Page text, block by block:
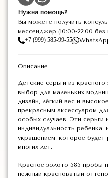
Нужна помощь?
Вы можете получить
мессенджер (10:00-22:00 без
+7 (999) 585-99-55
Описание
Детские серьги из
выбор для маленьких
дизайн, лёгкий вес и
прекрасным аксессуаром
особых случаев. Эти серьги
индивидуальность ребенка,
украшением, которое
многих лет.
Красное золото 585 пробы
нежный красноватый